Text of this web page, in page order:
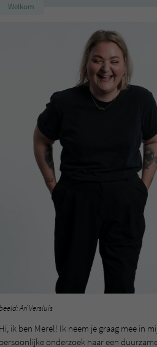
Welkom
Ari Versluis
Hi, ik ben Merel! Ik neem je graag mee in
persoonlijke onderzoek naar een